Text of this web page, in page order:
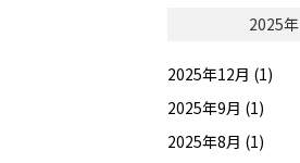
2025年
2025年12月 (1)
2025年9月 (1)
2025年8月 (1)